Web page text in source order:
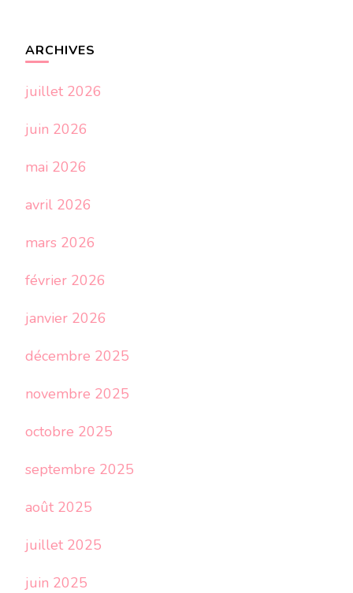
ARCHIVES
juillet 2026
juin 2026
mai 2026
avril 2026
mars 2026
février 2026
janvier 2026
décembre 2025
novembre 2025
octobre 2025
septembre 2025
août 2025
juillet 2025
juin 2025